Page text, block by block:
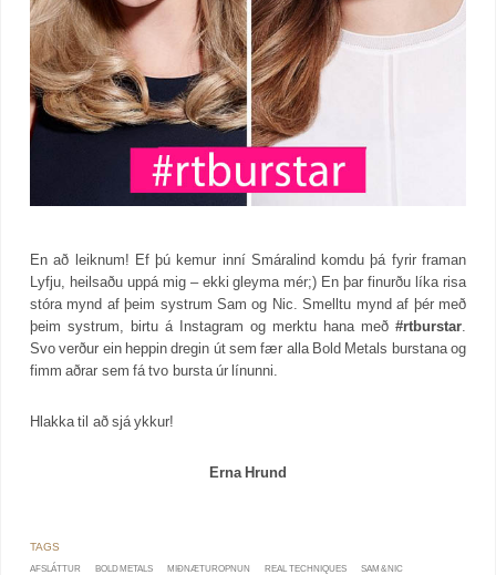
En að leiknum! Ef þú kemur inní Smáralind komdu þá fyrir framan
Lyfju, heilsaðu uppá mig – ekki gleyma mér;) En þar finurðu líka risa
stóra mynd af þeim systrum Sam og Nic. Smelltu mynd af þér með
þeim systrum, birtu á Instagram og merktu hana með #rtburstar
Svo verður ein heppin dregin út sem fær alla Bold Metals burstana og
fimm aðrar sem fá tvo bursta úr línunni.
Hlakka til að sjá ykkur!
Erna Hrund
AFSLÁTTUR BOLD METALS MIÐNÆTUROPNUN REAL TECHNIQUES SAM & NIC